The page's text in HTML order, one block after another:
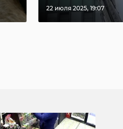
22 июля 2025, 19:07